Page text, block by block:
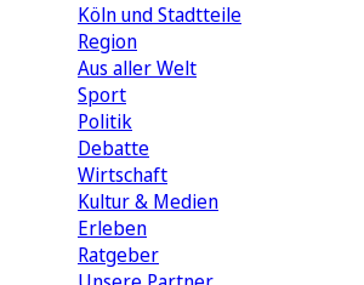
Köln und Stadtteile
Region
Aus aller Welt
Sport
Politik
Debatte
Wirtschaft
Kultur & Medien
Erleben
Ratgeber